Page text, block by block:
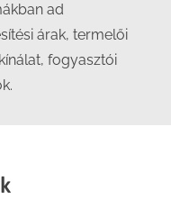
ad
árak, termelői
fogyasztói